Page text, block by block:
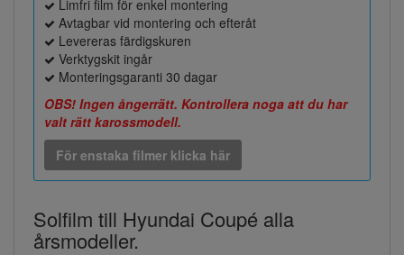
Limfri film för enkel montering
Avtagbar vid montering och efteråt
Levereras färdigskuren
Verktygskit ingår
Monteringsgaranti 30 dagar
OBS! Ingen ångerrätt. Kontrollera noga att du har
valt rätt karossmodell.
För enstaka filmer klicka här
Solfilm till Hyundai Coupé alla
årsmodeller.